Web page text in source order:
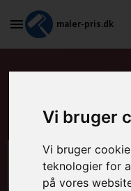
Vi bruger
Vi bruger
teknologier for
på vores
maler-pris.dk
Beregn prisen